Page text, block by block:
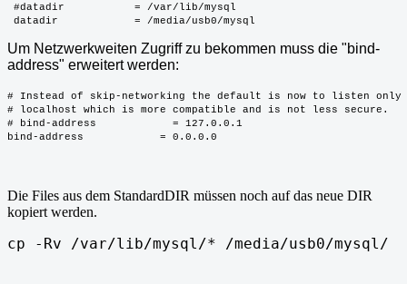
#datadir           = /var/lib/mysql
datadir            = /media/usb0/mysql
Um Netzwerkweiten Zugriff zu bekommen muss die "bind-
address" erweitert werden:
# Instead of skip-networking the default is now to listen only
# localhost which is more compatible and is not less secure.
# bind-address            = 127.0.0.1
bind-address            = 0.0.0.0
Die Files aus dem StandardDIR müssen noch auf das neue DIR
kopiert werden.
cp -Rv /var/lib/mysql/* /media/usb0/mysql/